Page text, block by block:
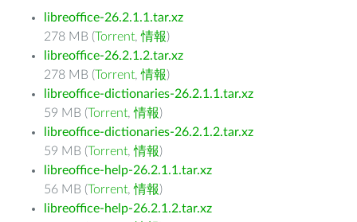
libreoffice-26.2.1.1.tar.xz
278 MB (Torrent,情報)
libreoffice-26.2.1.2.tar.xz
278 MB (Torrent,情報)
libreoffice-dictionaries-26.2.1.1.tar.xz
59 MB (Torrent,情報)
libreoffice-dictionaries-26.2.1.2.tar.xz
59 MB (Torrent,情報)
libreoffice-help-26.2.1.1.tar.xz
56 MB (Torrent,情報)
libreoffice-help-26.2.1.2.tar.xz